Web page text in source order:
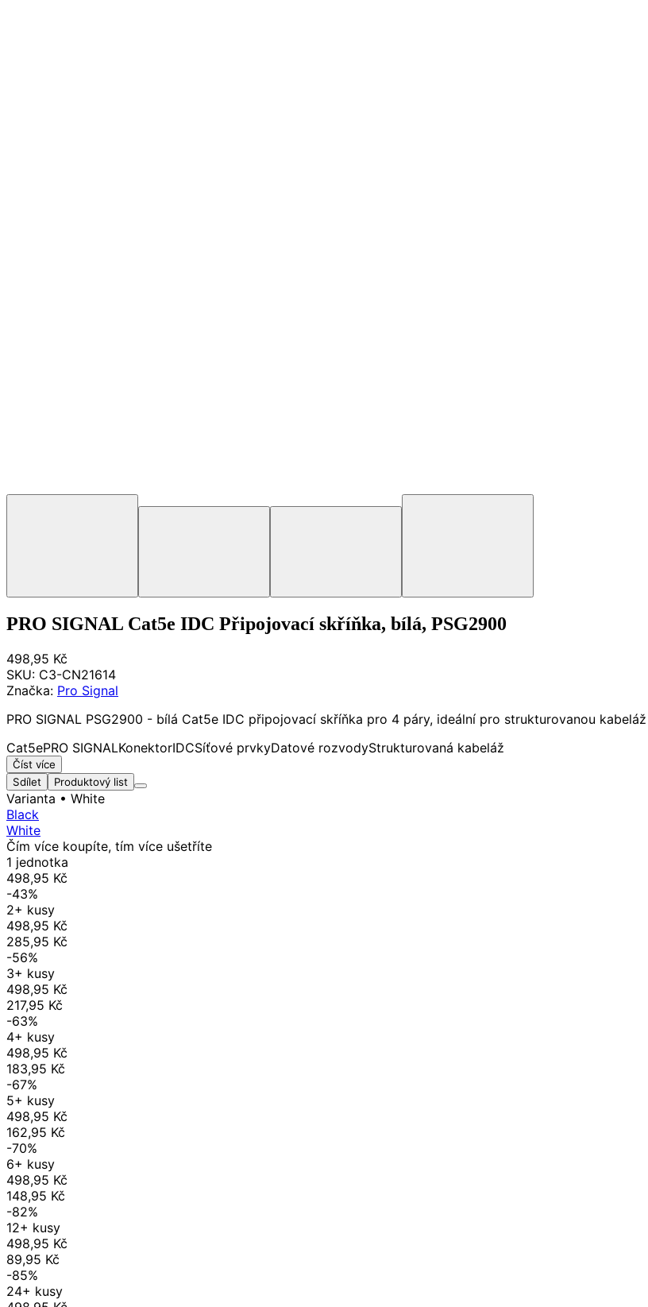
PRO SIGNAL Cat5e IDC Připojovací skříňka, bílá, PSG2900
498,95 Kč
SKU: C3-CN21614
Značka: Pro Signal
PRO SIGNAL PSG2900 - bílá Cat5e IDC připojovací skříňka pro 4 páry, ideální pro strukturovanou
Cat5ePRO SIGNALKonektorIDCSíťové prvkyDatové rozvodyStrukturovaná kabeláž
Číst více
Sdílet
Produktový list
Varianta • White
Black
White
Čím více koupíte, tím více ušetříte
1 jednotka
498,95 Kč
-43%
2+ kusy
498,95 Kč
285,95 Kč
-56%
3+ kusy
498,95 Kč
217,95 Kč
-63%
4+ kusy
498,95 Kč
183,95 Kč
-67%
5+ kusy
498,95 Kč
162,95 Kč
-70%
6+ kusy
498,95 Kč
148,95 Kč
-82%
12+ kusy
498,95 Kč
89,95 Kč
-85%
24+ kusy